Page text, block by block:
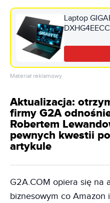
Laptop
5070Ti
Materiał reklamowy
Aktualizacja:
firmy G2A
Robertem
pewnych kwestii
artykule
G2A.COM opiera się na
biznesowym co Amazon